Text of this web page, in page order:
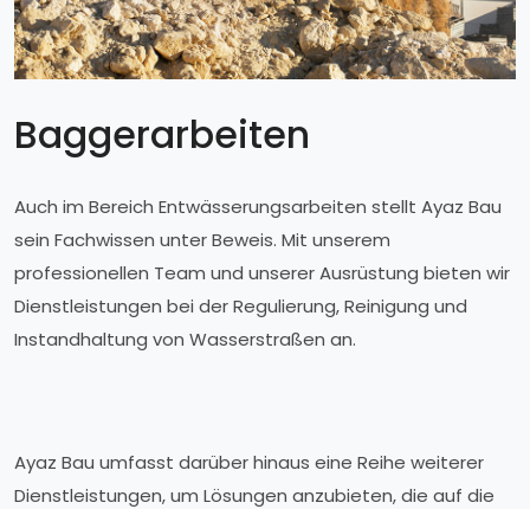
Baggerarbeiten
Auch im Bereich Entwässerungsarbeiten stellt Ayaz Bau
sein Fachwissen unter Beweis. Mit unserem
professionellen Team und unserer Ausrüstung bieten wir
Dienstleistungen bei der Regulierung, Reinigung und
Instandhaltung von Wasserstraßen an.
Ayaz Bau umfasst darüber hinaus eine Reihe weiterer
Dienstleistungen, um Lösungen anzubieten, die auf die